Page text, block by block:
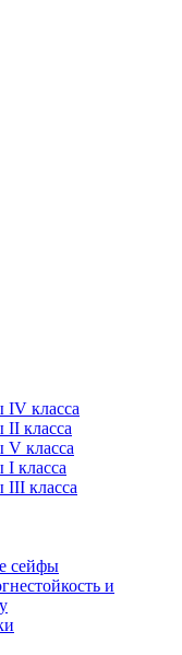
IV класса
II класса
V класса
класса
III класса
сейфы
и